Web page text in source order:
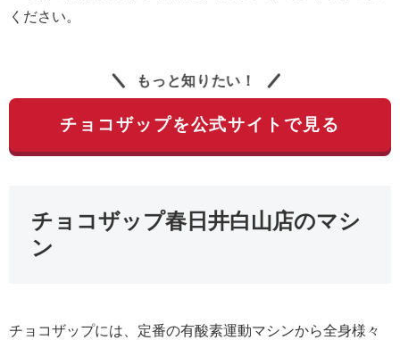
ください。
もっと知りたい！
チョコザップを公式サイトで見る
チョコザップ春日井白山店のマシ
ン
チョコザップには、定番の有酸素運動マシンから全身様々